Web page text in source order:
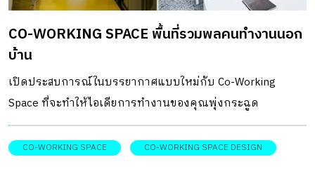
CO-WORKING SPACE พื้นที่รวมพลคนทำงานนอก
บ้าน
เปิดประสบการณ์ในบรรยากาศแบบใหม่กับ Co-Working
Space ที่จะทำให้ไอเดียการทำงานของคุณพุ่งกระฉูด
CO-WORKING SPACE CO-WORKING SPACE DESIGN